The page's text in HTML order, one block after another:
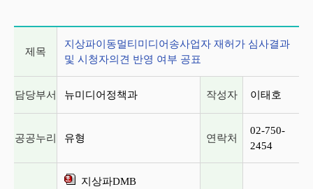
제목
지상파이동멀티미디어송사업자 재허가 심사결과
및 시청자의견 반영 여부 공표
담당부서 뉴미디어정책과 작성자 이태호
공공누리 유형 연락처
02-750-
2454
지상파DMB